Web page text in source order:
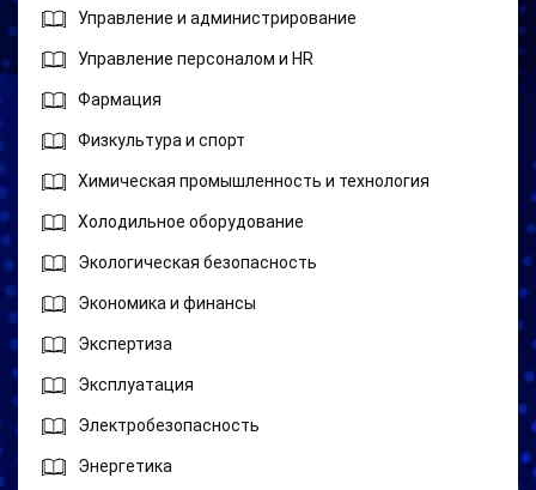
Управление и администрирование
Управление персоналом и HR
Фармация
Физкультура и спорт
Химическая промышленность и технология
Холодильное оборудование
Экологическая безопасность
Экономика и финансы
Экспертиза
Эксплуатация
Электробезопасность
Энергетика